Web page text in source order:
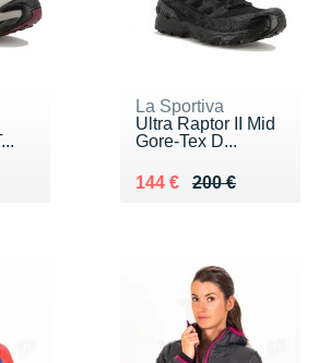
La Sportiva
Ultra Raptor II Mid
Gore-Tex D...
200 €
Au lieu de 200 €
144 €
Vendu 144 €